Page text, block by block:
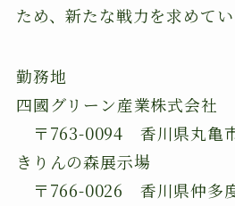
ため、新たな戦力を求めてい
勤務地
四國グリーン産業株式会社
〒763-0094 香川県丸亀
きりんの森展示場
〒766-0026 香川県仲多